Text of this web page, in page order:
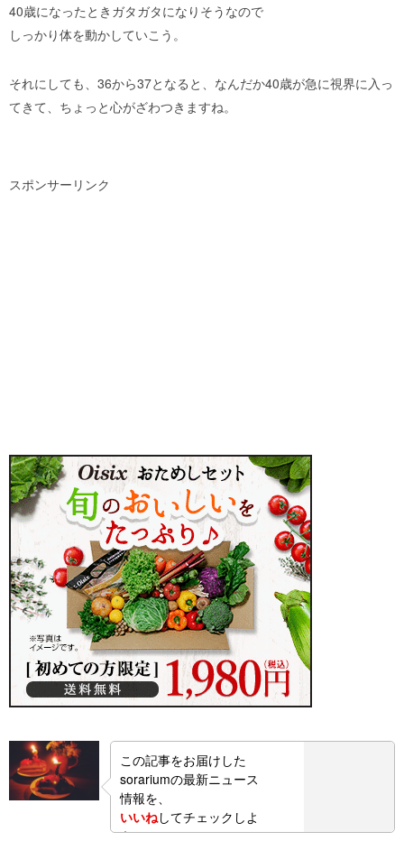
40歳になったときガタガタになりそうなので
しっかり体を動かしていこう。
それにしても、36から37となると、なんだか40歳が急に視界に入っ
てきて、ちょっと心がざわつきますね。
スポンサーリンク
この記事をお届けした
sorariumの最新ニュース
情報を、
いいねしてチェックしよ
う！